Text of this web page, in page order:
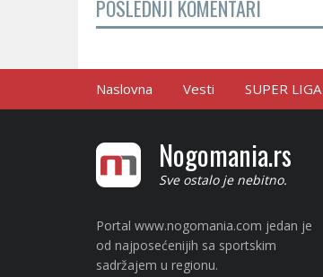
POSLEDNJI KOMENTARI
Naslovna Vesti SUPER LIGA
Nogomania.rs
Sve ostalo je nebitno.
Portal www.nogomania.com jedan je
od najposećenijih sa sportskim
sadržajem u regionu.